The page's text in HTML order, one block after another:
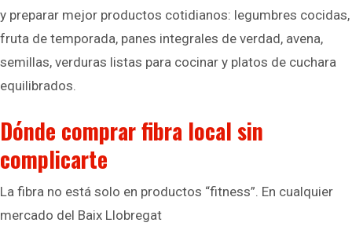
y preparar mejor productos cotidianos: legumbres cocidas,
fruta de temporada, panes integrales de verdad, avena,
semillas, verduras listas para cocinar y platos de cuchara
equilibrados.
Dónde comprar fibra local sin
complicarte
La fibra no está solo en productos “fitness”. En cualquier
mercado del Baix Llobregat